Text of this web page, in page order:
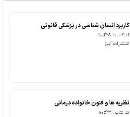
کاربرد انسان شناسی در پزشکی قانونی
کد کتاب : 100258
انتشارات آییژ
نظریه ها و فنون خانواده درمانی
کد کتاب : 100523